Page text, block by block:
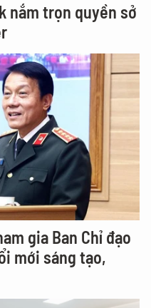
nắm trọn quyền sở
gia Ban Chỉ đạo
mới sáng tạo,